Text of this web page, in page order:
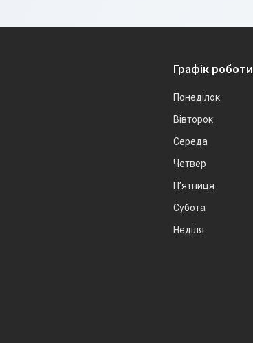
Графік роботи
Понеділок
Вівторок
Середа
Четвер
Пʼятниця
Субота
Неділя